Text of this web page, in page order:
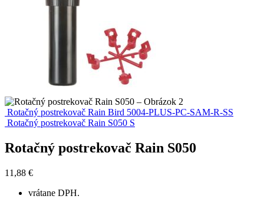
Rotačný postrekovač Rain Bird 5004-PLUS-PC-SAM-R-SS
Rotačný postrekovač Rain S050 S
Rotačný postrekovač Rain S050
11,88 €
vrátane DPH.